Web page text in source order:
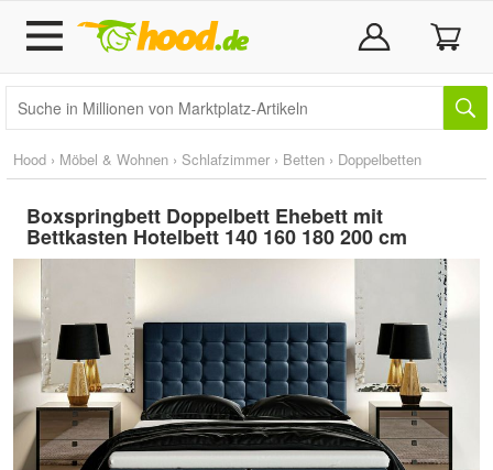
Hood › Möbel & Wohnen › Schlafzimmer › Betten › Doppelbetten
Boxspringbett Doppelbett Ehebett mit
Bettkasten Hotelbett 140 160 180 200 cm